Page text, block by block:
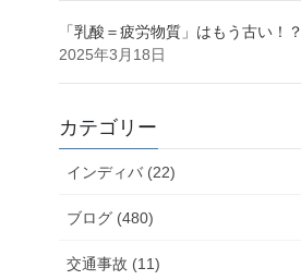
「乳酸＝疲労物質」はもう古い！？
2025年3月18日
カテゴリー
インディバ (22)
ブログ (480)
交通事故 (11)